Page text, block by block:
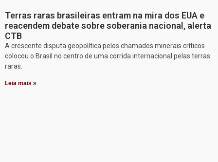
Terras raras brasileiras entram na mira dos EUA e
reacendem debate sobre soberania nacional, alerta
CTB
A crescente disputa geopolítica pelos chamados minerais críticos
colocou o Brasil no centro de uma corrida internacional pelas terras
raras.
Leia mais »